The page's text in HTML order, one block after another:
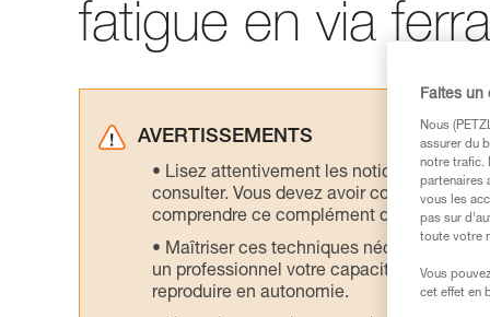
fatigue en via
AVERTISSEMENTS
Lisez attentivement les notices
consulter. Vous devez avoir compris les
comprendre ce complément
Maîtriser ces techniques nécessite une
un professionnel votre capacité à refaire
reproduire en autonomie.
Faites un
Nous
assurer du
notre trafic.
partenaires
vous les
pas sur
toute votre
Vous
cet effet en